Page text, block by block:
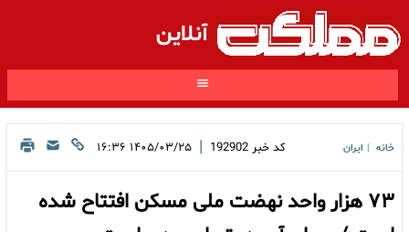
آنلاین
خانه ایران کد خبر 192902
| ۱۴۰۵/۰۳/۲۵ ۱۶:۳۶
۷۳ هزار واحد نهضت ملی مسکن افتتاح شده